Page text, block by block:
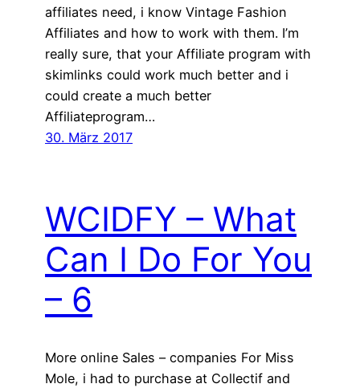
affiliates need, i know Vintage Fashion
Affiliates and how to work with them. I’m
really sure, that your Affiliate program with
skimlinks could work much better and i
could create a much better
Affiliateprogram…
30. März 2017
WCIDFY – What
Can I Do For You
– 6
More online Sales – companies For Miss
Mole, i had to purchase at Collectif and